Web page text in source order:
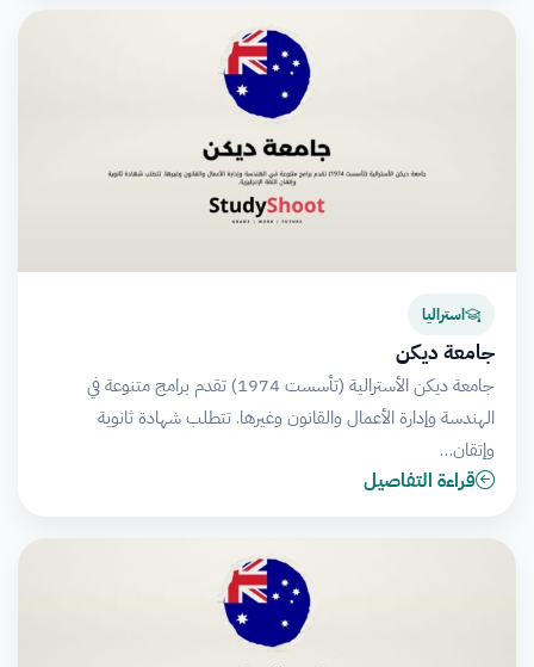
استراليا
جامعة ديكن
جامعة ديكن الأسترالية (تأسست 1974) تقدم برامج متنوعة في
الهندسة وإدارة الأعمال والقانون وغيرها. تتطلب شهادة ثانوية
وإتقان…
قراءة التفاصيل